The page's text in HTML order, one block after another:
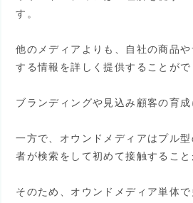
す。
他のメディアよりも、自社の商品
する情報を詳しく提供することがで
ブランディングや見込み顧客の育成
一方で、オウンドメディアはプル
者が検索をして初めて接触すること
そのため、オウンドメディア単体